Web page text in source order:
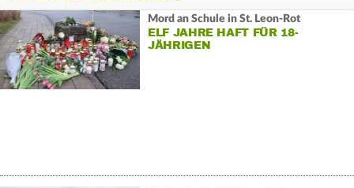
Mord an Schule in St. Leon-Rot
ELF JAHRE HAFT FÜR 18-
JÄHRIGEN